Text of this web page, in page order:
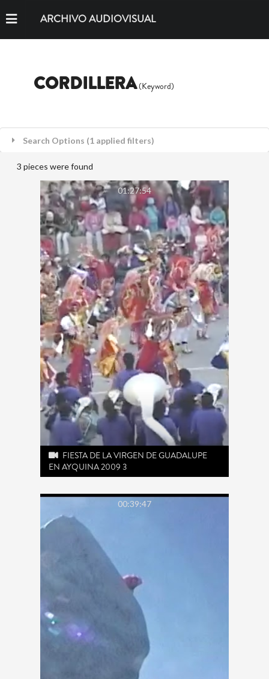
ARCHIVO AUDIOVISUAL
CORDILLERA(Keyword)
Search Options (1 applied filters)
3 pieces were found
01:27:54
FIESTA DE LA VIRGEN DE GUADALUPE
EN AYQUINA 2009 3
00:39:47